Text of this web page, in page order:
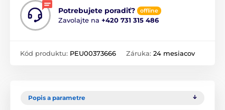
Potrebujete poradiť? offline
Zavolajte na +420 731 315 486
Kód produktu: PEU00373666 Záruka: 24 mesiacov
Popis a parametre